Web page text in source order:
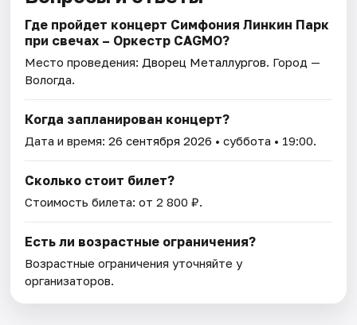
Где пройдет концерт Симфония Линкин Парк
при свечах – Оркестр CAGMO?
Место проведения: Дворец Металлургов. Город —
Вологда.
Когда запланирован концерт?
Дата и время:26 сентября 2026 • суббота • 19:00.
Сколько стоит билет?
Стоимость билета: от 2 800 ₽.
Есть ли возрастные ограничения?
Возрастные ограничения уточняйте у
организаторов.